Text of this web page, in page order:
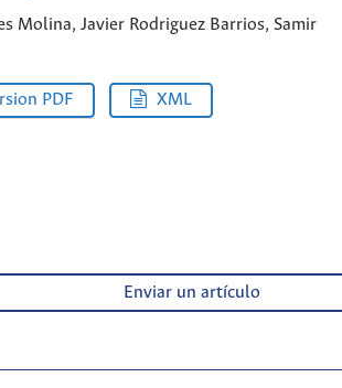
Molina, Javier Rodriguez Barrios, Samir
PDF XML
Enviar un artículo